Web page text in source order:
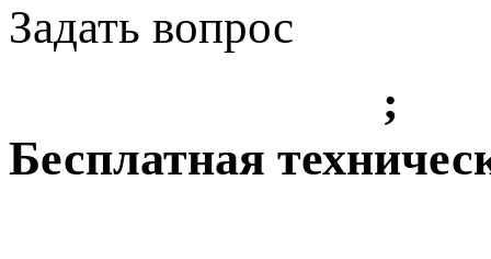
Задать вопрос
;
Бесплатная